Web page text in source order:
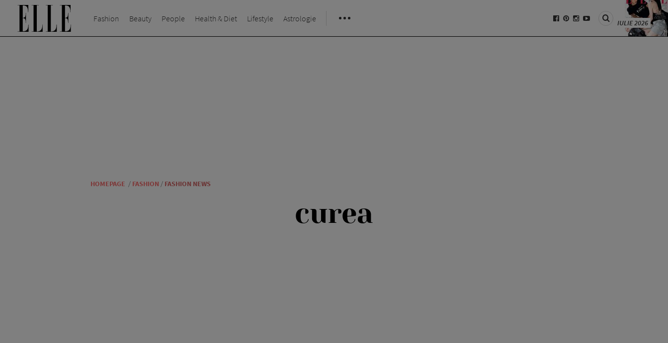
Fashion Beauty People Health & Diet Lifestyle Astrologie IULIE 2026
HOMEPAGE / FASHION / FASHION NEWS
curea